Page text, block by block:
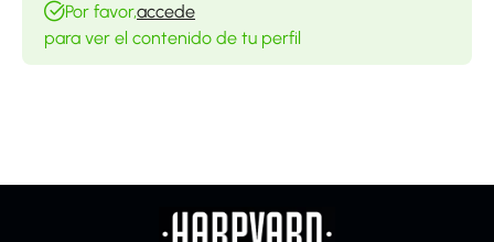
Por favor,accede
para ver el contenido de tu perfil